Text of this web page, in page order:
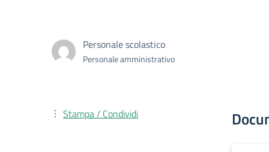
Personale scolastico
Personale amministrativo
Stampa / Condividi